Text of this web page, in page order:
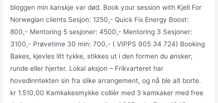
bloggen min kanskje var død. Book your session with Kjell For
Norwegian clients Sesjon: 1250,- Quick Fix Energy Boost:
800,- Mentoring 5 sesjoner: 4500,- Mentoring 3 Sesjoner:
3100,- Prøvetime 30 min: 700,- ( VIPPS 905 34 724) Booking
Bakes, kjevles litt tykke, stikkes ut i den formen du ønsker;
runde eller hjerter. Lokal aksjon – Frikvarteret har
hovedinntekten sin fra slike arrangement, og nå ble alt borte.
kr 1.510,00 Kamkakesmykke collièr med 3 kamkaker med free